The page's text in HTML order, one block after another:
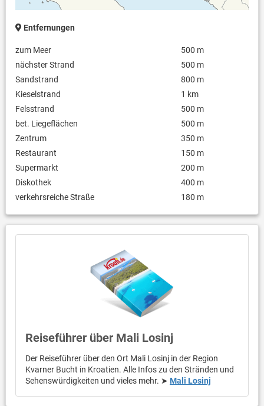
Entfernungen
zum Meer
500 m
nächster Strand
500 m
Sandstrand
800 m
Kieselstrand
1 km
Felsstrand
500 m
bet. Liegeflächen
500 m
Zentrum
350 m
Restaurant
150 m
Supermarkt
200 m
Diskothek
400 m
verkehrsreiche Straße
180 m
Reiseführer über Mali Losinj
Der Reiseführer über den Ort Mali Losinj in der Region
Kvarner Bucht in Kroatien. Alle Infos zu den Stränden und
Sehenswürdigkeiten und vieles mehr. ➤ Mali Losinj